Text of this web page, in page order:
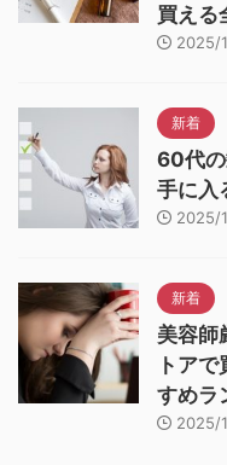
買える
2025/
新着
60代の
手に入
2025/
新着
美容師
トア
すめラ
2025/